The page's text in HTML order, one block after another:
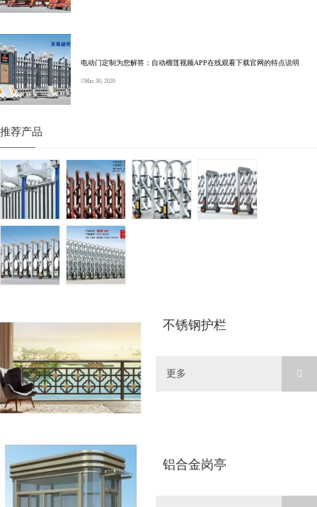
不锈钢护栏
更多
铝合金岗亭
电动门定制为您解答：自动榴莲视频APP在线观看下载官网的特点说明
Mar 30, 2020
推荐产品